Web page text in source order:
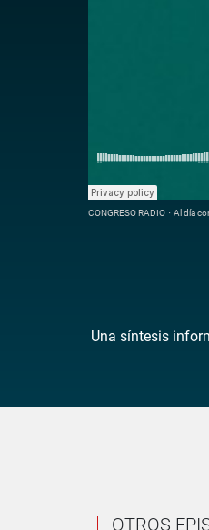
CONGRESO RADIO · Al día
Una síntesis
OTROS